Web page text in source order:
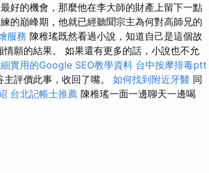
好的機會，那麼他在李大師的財產上留下一點
的巔峰期，他就已經聽聞宗主為何對高師兄的
服務 陳稚瑤既然看過小說，知道自己是這個故
願的結果。 如果還有更多的話，小說也不允
實用的Google SEO教學資料 台中按摩排毒ptt
評價此事，收回了嘴。 如何找到附近牙醫 同
台北記帳士推薦 陳稚瑤一面一邊聊天一邊喝